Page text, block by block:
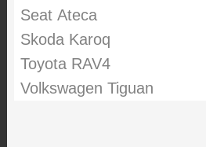
Seat Ateca
Skoda Karoq
Toyota RAV4
Volkswagen Tiguan